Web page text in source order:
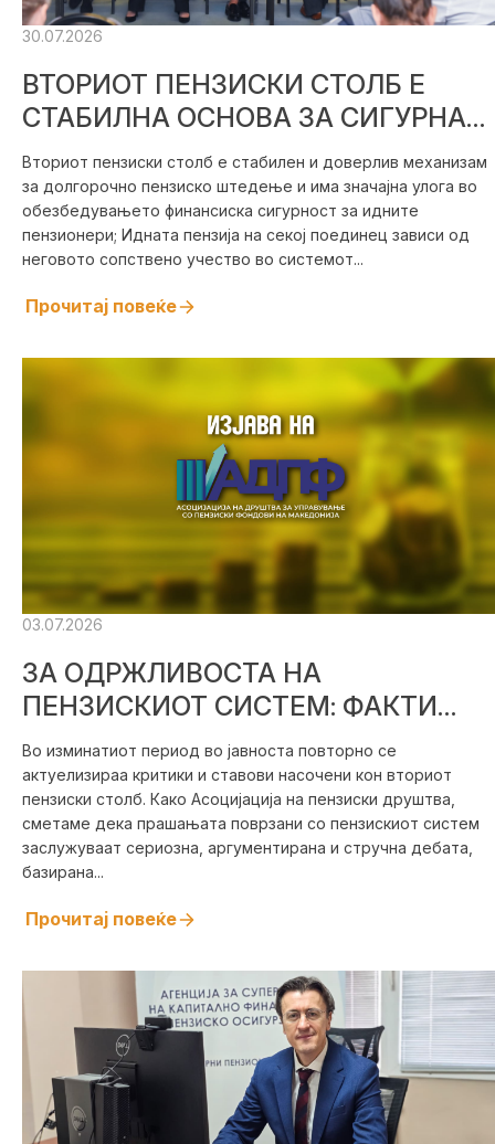
30.07.2026
ВТОРИОТ ПЕНЗИСКИ СТОЛБ Е
СТАБИЛНА ОСНОВА ЗА СИГУРНА
ПЕНЗИСКА ИДНИНА
Вториот пензиски столб е стабилен и доверлив механизам
за долгорочно пензиско штедење и има значајна улога во
обезбедувањето финансиска сигурност за идните
пензионери; Идната пензија на секој поединец зависи од
неговото сопствено учество во системот...
Прочитај повеќе
03.07.2026
ЗА ОДРЖЛИВОСТА НА
ПЕНЗИСКИОТ СИСТЕМ: ФАКТИ
НАМЕСТО ПЕРЦЕПЦИИ – СТАВОВИ
НА АСОЦИЈАЦИЈАТА НА
ПЕНЗИСКИ ДРУШТВА
Во изминатиот период во јавноста повторно се
актуелизираа критики и ставови насочени кон вториот
пензиски столб. Како Асоцијација на пензиски друштва,
сметаме дека прашањата поврзани со пензискиот систем
заслужуваат сериозна, аргументирана и стручна дебата,
базирана...
Прочитај повеќе